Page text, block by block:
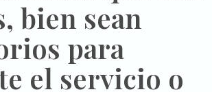
bien sean
para
el servicio o